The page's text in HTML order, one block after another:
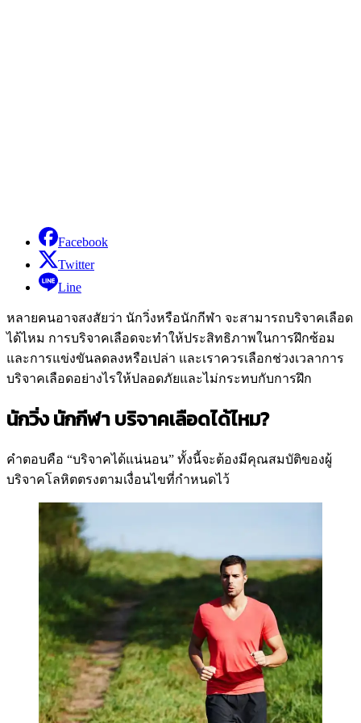
Facebook
Twitter
Line
หลายคนอาจสงสัยว่า นักวิ่งหรือนักกีฬา จะสามารถบริจาคเลือด
ได้ไหม การบริจาคเลือดจะทำให้ประสิทธิภาพในการฝึกซ้อม
และการแข่งขันลดลงหรือเปล่า และเราควรเลือกช่วงเวลาการ
บริจาคเลือดอย่างไรให้ปลอดภัยและไม่กระทบกับการฝึก
นักวิ่ง นักกีฬา บริจาคเลือดได้ไหม?
คำตอบคือ “บริจาคได้แน่นอน” ทั้งนี้จะต้องมีคุณสมบัติของผู้
บริจาคโลหิตตรงตามเงื่อนไขที่กำหนดไว้